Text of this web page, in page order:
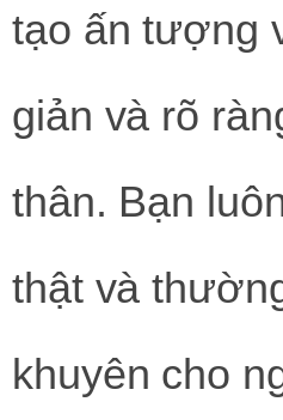
tạo ấn tượng
giản và rõ
thân. Bạn
thật và
khuyên cho